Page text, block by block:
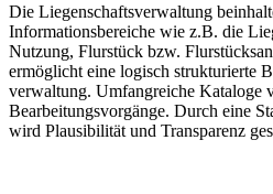
Die Liegenschaftsverwaltung
Informationsbereiche wie z.B. die
Nutzung, Flurstück bzw.
ermöglicht eine logisch strukturierte
verwaltung. Umfangreiche Kataloge
Bearbeitungsvorgänge. Durch eine
wird Plausibilität und Transparenz